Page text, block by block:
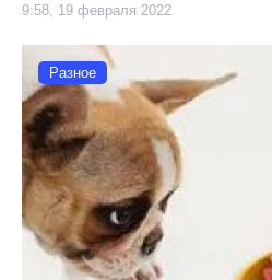
9:58, 19 февраля 2022
Разное